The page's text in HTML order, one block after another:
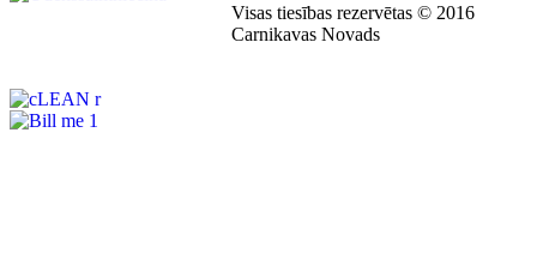
Visas tiesības rezervētas © 2016
Carnikavas Novads